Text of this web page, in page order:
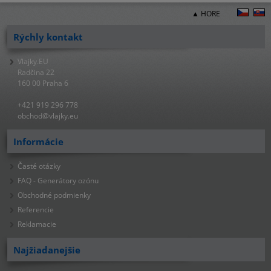
▲ HORE
Rýchly kontakt
Vlajky.EU
Radčina 22
160 00 Praha 6
+421 919 296 778
obchod@vlajky.eu
Informácie
Časté otázky
FAQ - Generátory ozónu
Obchodné podmienky
Referencie
Reklamacie
Najžiadanejšie